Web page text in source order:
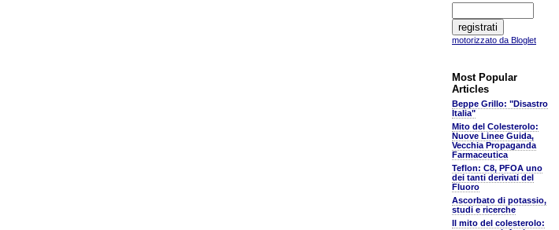
motorizzato da Bloglet
Most Popular
Articles
Beppe Grillo: "Disastro
Italia"
Mito del Colesterolo:
Nuove Linee Guida,
Vecchia Propaganda
Farmaceutica
Teflon: C8, PFOA uno
dei tanti derivati del
Fluoro
Ascorbato di potassio,
studi e ricerche
Il mito del colesterolo: